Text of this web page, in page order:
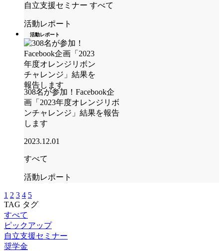
自立支援セミナー すべて
活動レポート
活動レポート
308名が参加！Facebook企
画「2023年度オレンジリボ
ンチャレンジ」結果を報告
します
2023.12.01
すべて
活動レポート
1 2 3 4 5
TAG タグ
すべて
ピックアップ
自立支援セミナー
奨学金